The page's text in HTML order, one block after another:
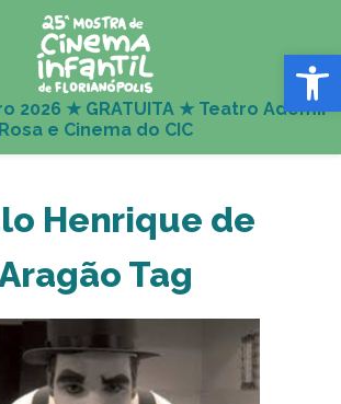
Abrir
Henrique de
Tag